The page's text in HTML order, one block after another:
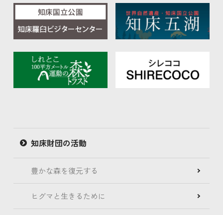
知床財団の活動
豊かな森を復元する
ヒグマと生きるために